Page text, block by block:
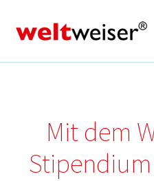
springen
Mit dem